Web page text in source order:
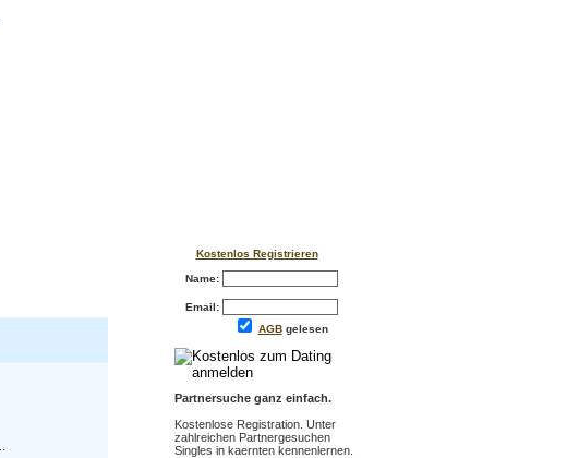
Kostenlos Registrieren
Name:
Email:
AGBgelesen
Partnersuche ganz einfach.
Kostenlose Registration. Unter
zahlreichen Partnergesuchen
Singles in kaernten kennenlernen.